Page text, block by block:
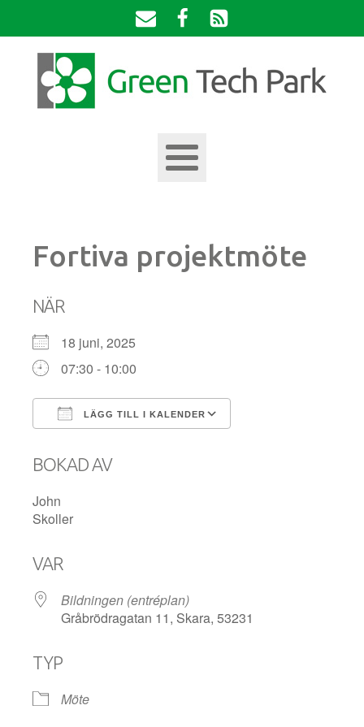
Fortiva projektmöte
NÄR
18 juni, 2025
07:30 - 10:00
LÄGG TILL I KALENDER
BOKAD AV
John
Skoller
VAR
Bildningen (entréplan)
Gråbrödragatan 11, Skara, 53231
TYP
Möte